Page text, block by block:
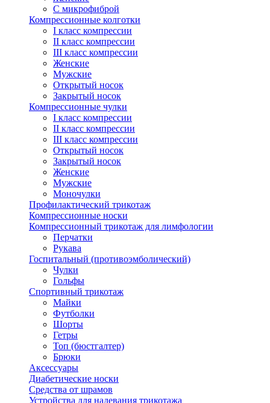
С микрофиброй
Компрессионные колготки
I класс компрессии
II класс компрессии
III класс компрессии
Женские
Мужские
Открытый носок
Закрытый носок
Компрессионные чулки
I класс компрессии
II класс компрессии
III класс компрессии
Открытый носок
Закрытый носок
Женские
Мужские
Моночулки
Профилактический трикотаж
Компрессионные носки
Компрессионный трикотаж для лимфологии
Перчатки
Рукава
Госпитальный (противоэмболический)
Чулки
Гольфы
Спортивный трикотаж
Майки
Футболки
Шорты
Гетры
Топ (бюстгалтер)
Брюки
Аксессуары
Диабетические носки
Средства от шрамов
Устройства для надевания трикотажа